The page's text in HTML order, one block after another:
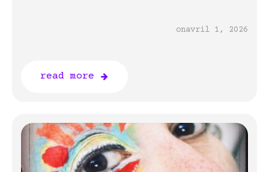
onavril 1, 2026
read more